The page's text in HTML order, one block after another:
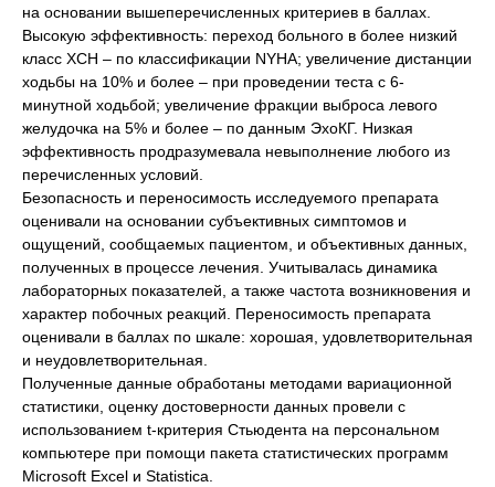
на основании вышеперечисленных критериев в баллах.
Высокую эффективность: переход больного в более низкий
класс ХСН – по классификации NYHA; увеличение дистанции
ходьбы на 10% и более – при проведении теста с 6-
минутной ходьбой; увеличение фракции выброса левого
желудочка на 5% и более – по данным ЭхоКГ. Низкая
эффективность продразумевала невыполнение любого из
перечисленных условий.
Безопасность и переносимость исследуемого препарата
оценивали на основании субъективных симптомов и
ощущений, сообщаемых пациентом, и объективных данных,
полученных в процессе лечения. Учитывалась динамика
лабораторных показателей, а также частота возникновения и
характер побочных реакций. Переносимость препарата
оценивали в баллах по шкале: хорошая, удовлетворительная
и неудовлетворительная.
Полученные данные обработаны методами вариационной
статистики, оценку достоверности данных провели с
использованием t-критерия Стьюдента на персональном
компьютере при помощи пакета статистических программ
Microsoft Excel и Statistica.